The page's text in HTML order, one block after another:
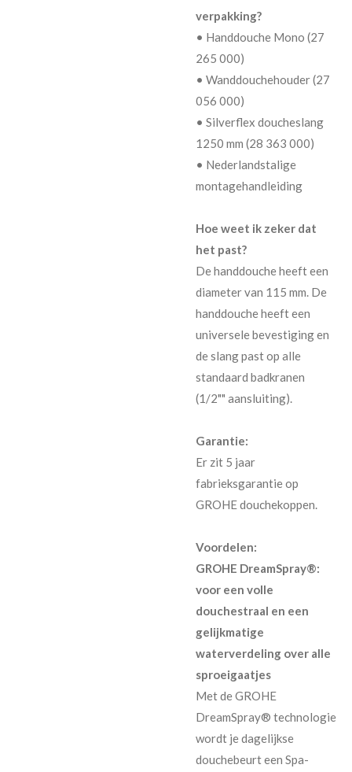
verpakking?
• Handdouche Mono (27
265 000)
• Wanddouchehouder (27
056 000)
• Silverflex doucheslang
1250 mm (28 363 000)
• Nederlandstalige
montagehandleiding
Hoe weet ik zeker dat
het past?
De handdouche heeft een
diameter van 115 mm. De
handdouche heeft een
universele bevestiging en
de slang past op alle
standaard badkranen
(1/2"" aansluiting).
Garantie:
Er zit 5 jaar
fabrieksgarantie op
GROHE douchekoppen.
Voordelen:
GROHE DreamSpray®:
voor een volle
douchestraal en een
gelijkmatige
waterverdeling over alle
sproeigaatjes
Met de GROHE
DreamSpray® technologie
wordt je dagelijkse
douchebeurt een Spa-